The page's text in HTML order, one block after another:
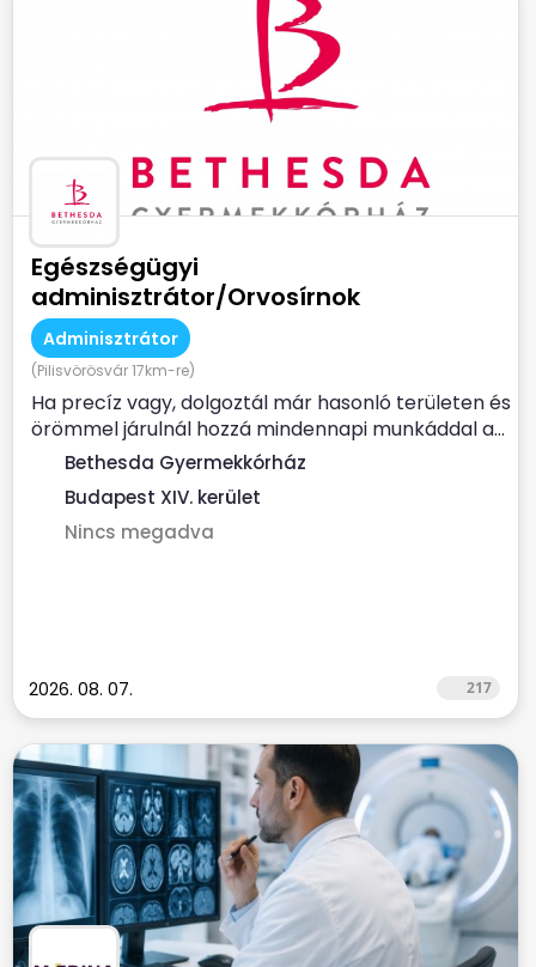
Egészségügyi
adminisztrátor/Orvosírnok
Adminisztrátor
(Pilisvörösvár 17km-re)
Ha precíz vagy, dolgoztál már hasonló területen és
örömmel járulnál hozzá mindennapi munkáddal a...
Bethesda Gyermekkórház
Budapest XIV. kerület
Nincs megadva
2026. 08. 07. 217